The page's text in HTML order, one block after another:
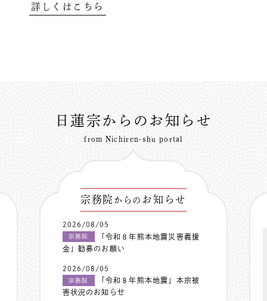
詳しくはこちら
日蓮宗からのお知らせ
from Nichiren-shu portal
宗務院 からの お知らせ
2026/08/05
宗務院
「令和８年熊本地震災害義援
金」勧募のお願い
2026/08/05
宗務院
「令和８年熊本地震」本宗被
害状況のお知らせ